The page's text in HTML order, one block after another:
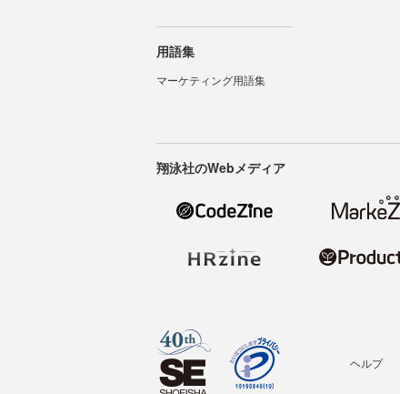
用語集
マーケティング用語集
翔泳社のWebメディア
ヘルプ